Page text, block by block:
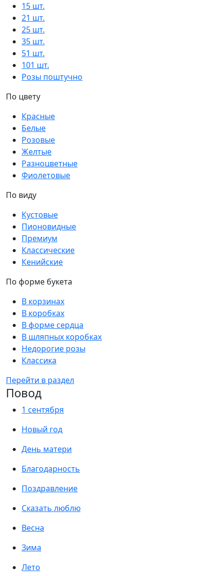
15 шт.
21 шт.
25 шт.
35 шт.
51 шт.
101 шт.
Розы поштучно
По цвету
Красные
Белые
Розовые
Желтые
Разноцветные
Фиолетовые
По виду
Кустовые
Пионовидные
Премиум
Классические
Кенийские
По форме букета
В корзинах
В коробках
В форме сердца
В шляпных коробках
Недорогие розы
Классика
Перейти в раздел
Повод
1 сентября
Новый год
День матери
Благодарность
Поздравление
Сказать люблю
Весна
Зима
Лето